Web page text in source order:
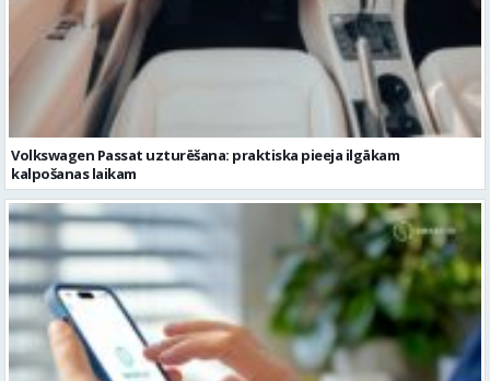
Volkswagen Passat uzturēšana: praktiska pieeja ilgākam
kalpošanas laikam